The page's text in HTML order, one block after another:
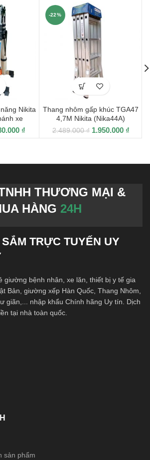
Nikita
xe
₫
-22%
Thang nhôm gấp khúc TGA47
4,7M Nikita (Nika44A)
2.489.000₫ 1.950.000 ₫
THƯƠNG MẠI &
HÀNG 24H
TRỰC TUYẾN UY
giường bệnh nhân, xe lăn, thiết bị y tế gia
Bản, giường xếp Hàn Quốc, Thang Nhôm,
giãn,... nhập khẩu Chính hãng Uy tín. Dịch
tại nhà toàn quốc.
sản phẩm